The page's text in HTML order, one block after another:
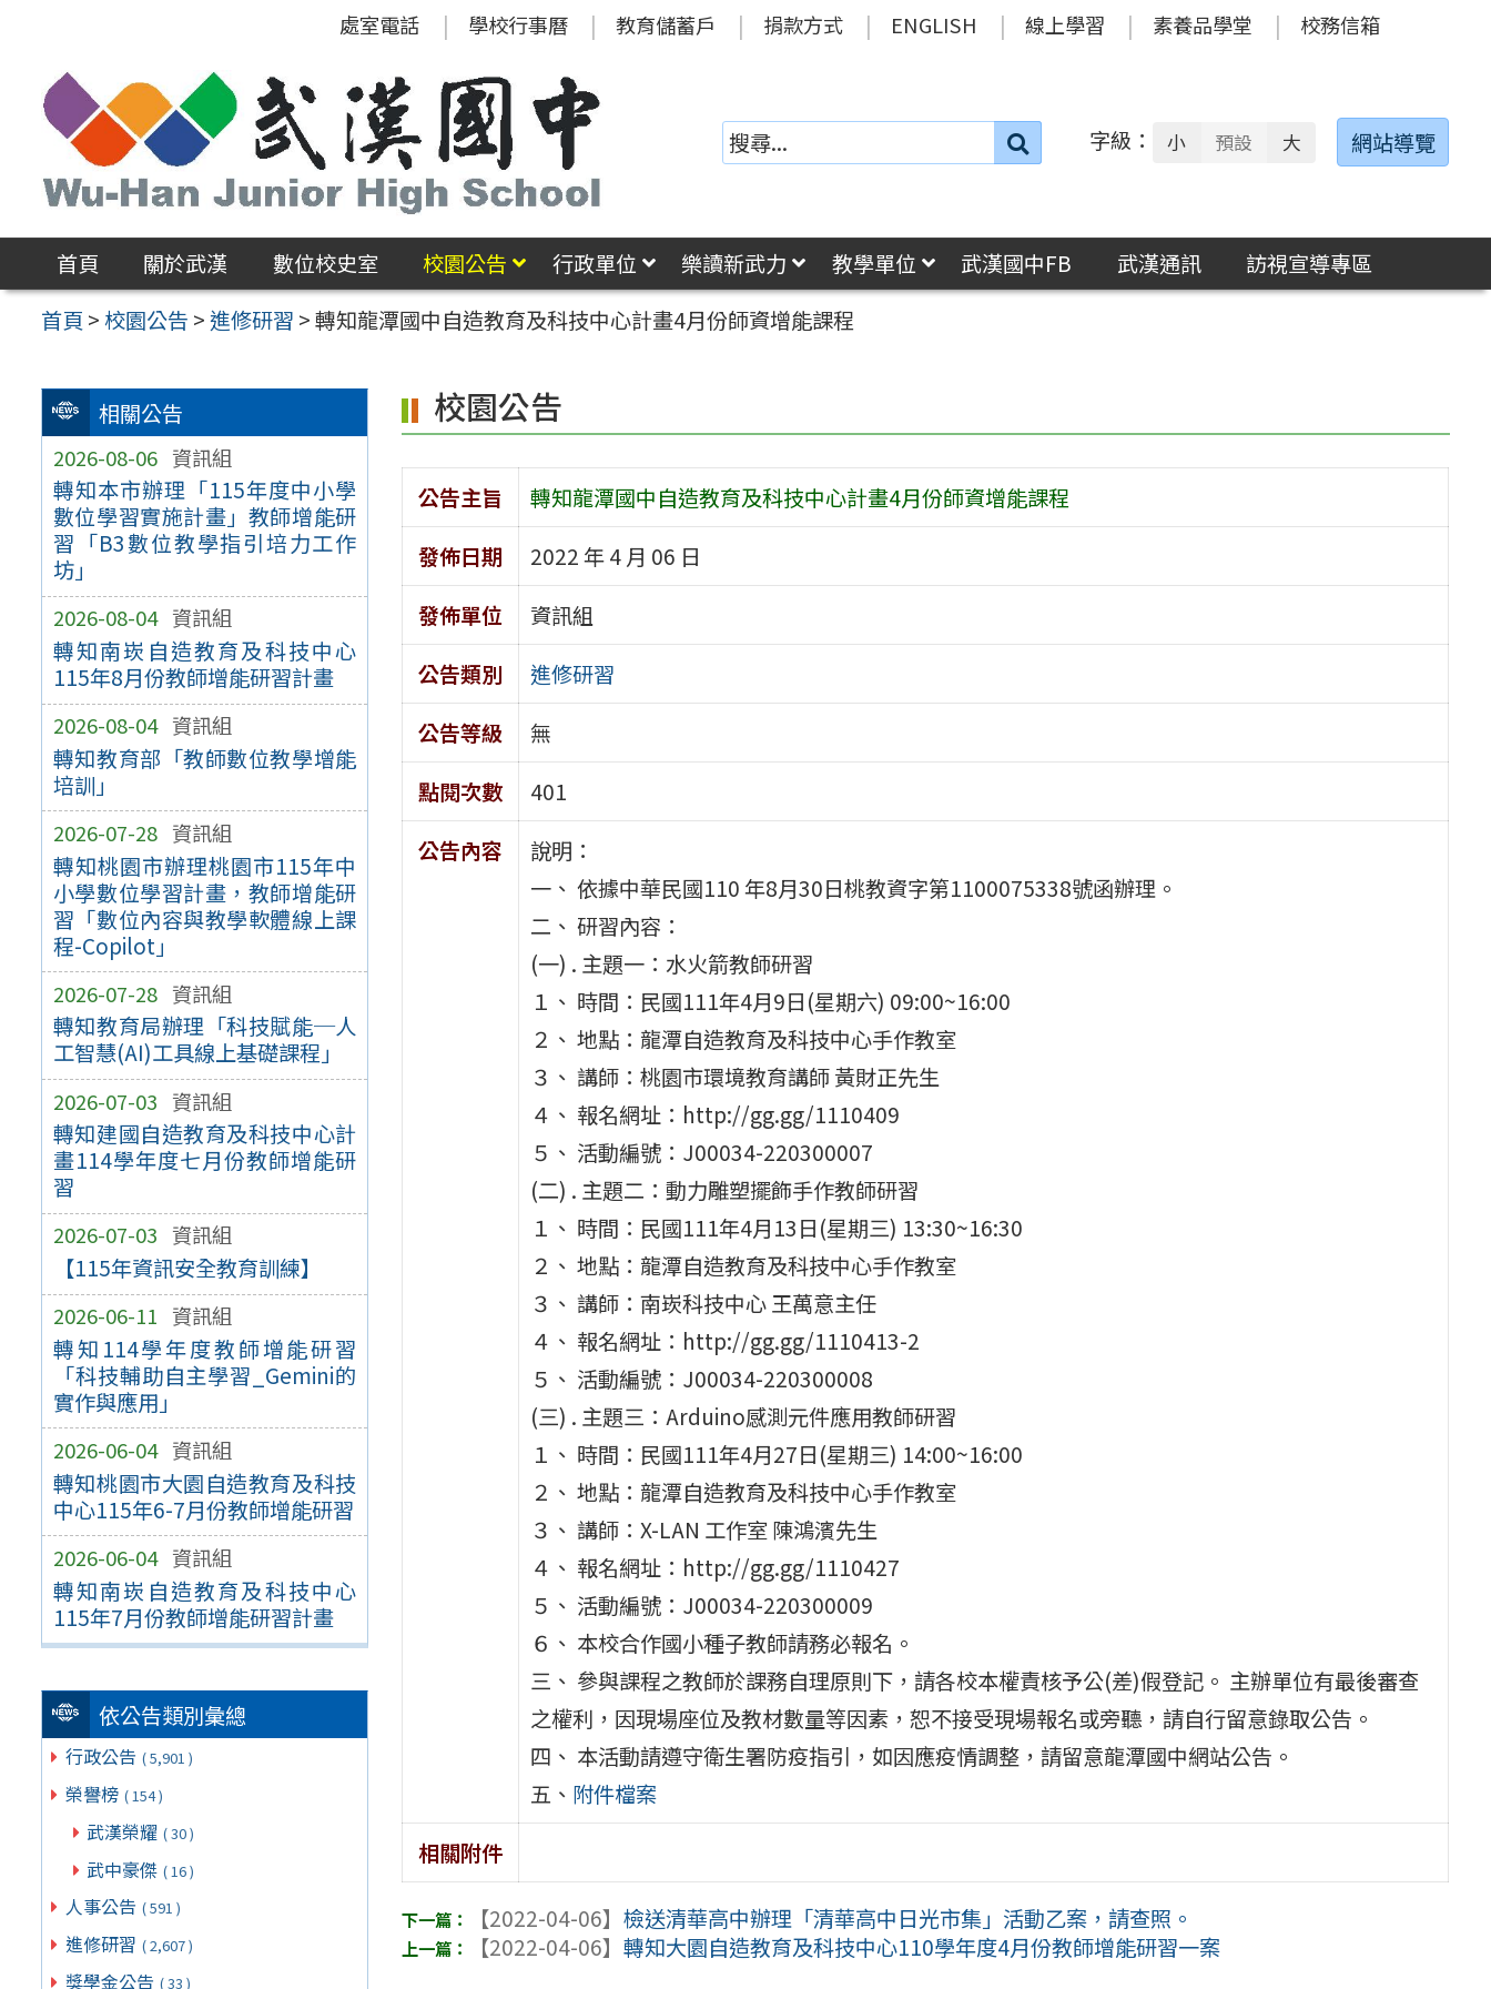
區
處室電話 學校行事曆 教育儲蓄戶 捐款方式 ENGLISH 線上學習 素養品學堂 校務信箱
搜
字級： 小 預設 大 網站導覽
首頁 關於武漢 數位校史室 校園公告 行政單位 樂讀新武力 教學單位 武漢國中FB 武漢通訊
訪視宣導專區
首頁 >校園公告 >進修研習 >轉知龍潭國中自造教育及科技中心計畫4月份師資增能課程
相關公告
2026-08-06 資訊組
轉知本市辦理「115年度中小學
數位學習實施計畫」教師增能研
習「B3數位教學指引培力工作
坊」
2026-08-04 資訊組
轉知南崁自造教育及科技中心
115年8月份教師增能研習計畫
2026-08-04 資訊組
轉知教育部「教師數位教學增能
培訓」
2026-07-28 資訊組
轉知桃園市辦理桃園市115年中
小學數位學習計畫，教師增能研
習「數位內容與教學軟體線上課
程-Copilot」
2026-07-28 資訊組
轉知教育局辦理「科技賦能─人
工智慧(AI)工具線上基礎課程」
2026-07-03 資訊組
轉知建國自造教育及科技中心計
畫114學年度七月份教師增能研
習
2026-07-03 資訊組
【115年資訊安全教育訓練】
2026-06-11 資訊組
轉知114學年度教師增能研習
「科技輔助自主學習_Gemini的
實作與應用」
2026-06-04 資訊組
轉知桃園市大園自造教育及科技
中心115年6-7月份教師增能研習
2026-06-04 資訊組
轉知南崁自造教育及科技中心
115年7月份教師增能研習計畫
依公告類別彙總
行政公告 ( 5,901 )
榮譽榜 ( 154 )
武漢榮耀 ( 30 )
武中豪傑 ( 16 )
人事公告 ( 591 )
進修研習 ( 2,607 )
獎學金公告 ( 33 )
校園公告
公告主旨
轉知龍潭國中自造教育及科技中心計畫4月份師資增能課程
發佈日期
2022 年 4 月 06 日
發佈單位
資訊組
公告類別
進修研習
公告等級
無
點閱次數
401
公告內容
說明：
一、 依據中華民國110 年8月30日桃教資字第1100075338號函辦理。
二、 研習內容：
(一) . 主題一：水火箭教師研習
１、 時間：民國111年4月9日(星期六) 09:00~16:00
２、 地點：龍潭自造教育及科技中心手作教室
３、 講師：桃園市環境教育講師 黃財正先生
４、 報名網址：http://gg.gg/1110409
５、 活動編號：J00034-220300007
(二) . 主題二：動力雕塑擺飾手作教師研習
１、 時間：民國111年4月13日(星期三) 13:30~16:30
２、 地點：龍潭自造教育及科技中心手作教室
３、 講師：南崁科技中心 王萬意主任
４、 報名網址：http://gg.gg/1110413-2
５、 活動編號：J00034-220300008
(三) . 主題三：Arduino感測元件應用教師研習
１、 時間：民國111年4月27日(星期三) 14:00~16:00
２、 地點：龍潭自造教育及科技中心手作教室
３、 講師：X-LAN 工作室 陳鴻濱先生
４、 報名網址：http://gg.gg/1110427
５、 活動編號：J00034-220300009
６、 本校合作國小種子教師請務必報名。
三、 參與課程之教師於課務自理原則下，請各校本權責核予公(差)假登記。 主辦單位有最後審查
之權利，因現場座位及教材數量等因素，恕不接受現場報名或旁聽，請自行留意錄取公告。
四、 本活動請遵守衛生署防疫指引，如因應疫情調整，請留意龍潭國中網站公告。
五、 附件檔案
相關附件
【2022-04-06】檢送清華高中辦理「清華高中日光市集」活動乙案，請查照。
【2022-04-06】轉知大園自造教育及科技中心110學年度4月份教師增能研習一案